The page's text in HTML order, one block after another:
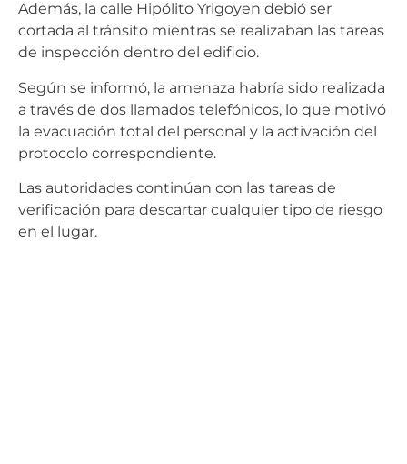
Además, la calle Hipólito Yrigoyen debió ser
cortada al tránsito mientras se realizaban las tareas
de inspección dentro del edificio.
Según se informó, la amenaza habría sido realizada
a través de dos llamados telefónicos, lo que motivó
la evacuación total del personal y la activación del
protocolo correspondiente.
Las autoridades continúan con las tareas de
verificación para descartar cualquier tipo de riesgo
en el lugar.